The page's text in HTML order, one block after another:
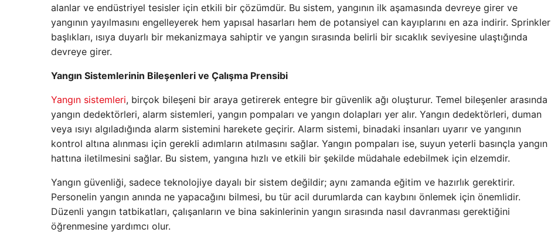
alanlar ve endüstriyel tesisler için etkili bir çözümdür. Bu sistem, yangının ilk aşamasında devreye girer ve
yangının yayılmasını engelleyerek hem yapısal hasarları hem de potansiyel can kayıplarını en aza indirir. Sprinkler
başlıkları, ısıya duyarlı bir mekanizmaya sahiptir ve yangın sırasında belirli bir sıcaklık seviyesine ulaştığında
devreye girer.
Yangın Sistemlerinin Bileşenleri ve Çalışma Prensibi
Yangın sistemleri, birçok bileşeni bir araya getirerek entegre bir güvenlik ağı oluşturur. Temel bileşenler arasında
yangın dedektörleri, alarm sistemleri, yangın pompaları ve yangın dolapları yer alır. Yangın dedektörleri, duman
veya ısıyı algıladığında alarm sistemini harekete geçirir. Alarm sistemi, binadaki insanları uyarır ve yangının
kontrol altına alınması için gerekli adımların atılmasını sağlar. Yangın pompaları ise, suyun yeterli basınçla yangın
hattına iletilmesini sağlar. Bu sistem, yangına hızlı ve etkili bir şekilde müdahale edebilmek için elzemdir.
Yangın güvenliği, sadece teknolojiye dayalı bir sistem değildir; aynı zamanda eğitim ve hazırlık gerektirir.
Personelin yangın anında ne yapacağını bilmesi, bu tür acil durumlarda can kaybını önlemek için önemlidir.
Düzenli yangın tatbikatları, çalışanların ve bina sakinlerinin yangın sırasında nasıl davranması gerektiğini
öğrenmesine yardımcı olur.